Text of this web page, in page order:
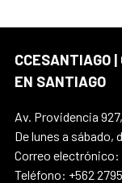
CCESANTIAGO
EN SANTIAGO
Av. Providencia
De lunes a sábado,
Correo
Teléfono: +562